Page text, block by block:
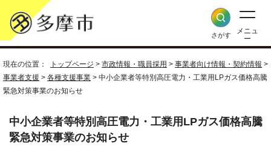
さがす
メニュ
ー
現在の位置： トップページ > 市政情報・職員採用 > 事業者向け情報・契約情報 >
事業者支援 > 各種支援事業 > 中小企業者等特別高圧電力・工業用LPガス価格高騰
緊急対策事業のお知らせ
中小企業者等特別高圧電力・工業用LPガス価格高騰
緊急対策事業のお知らせ